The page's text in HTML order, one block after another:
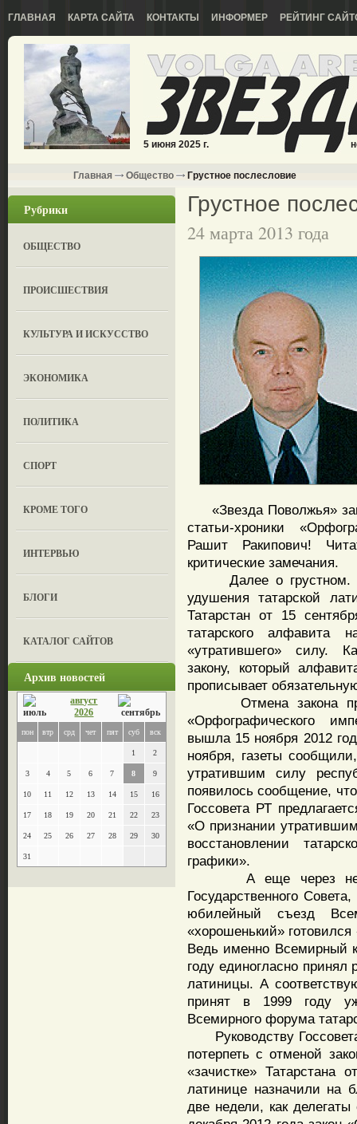
ГЛАВНАЯ КАРТА САЙТА КОНТАКТЫ ИНФОРМЕР РЕЙТИНГ
5 июня 2025 г.
Главная Общество Грустное послесловие
Рубрики
ОБЩЕСТВО
ПРОИСШЕСТВИЯ
КУЛЬТУРА И ИСКУССТВО
ЭКОНОМИКА
ПОЛИТИКА
СПОРТ
КРОМЕ ТОГО
ИНТЕРВЬЮ
БЛОГИ
КАТАЛОГ САЙТОВ
Архив новостей
август
2026
пон втр срд чет пят суб вск
1 2
3 4 5 6 7 8 9
10 11 12 13 14 15 16
17 18 19 20 21 22 23
24 25 26 27 28 29 30
31
Грустное
24 марта 2013 года
«Звезда Поволжья»
статьи-хроники
Рашит Ракипович!
критические замечания.
Далее о грустном. О
удушения татарской
Татарстан от 15
татарского алфавита
«утратившего» силу.
закону, который
прописывает
Отмена закона
«Орфографического
вышла 15 ноября 2012
ноября, газеты
утратившим силу
появилось сообщение,
Госсовета РТ
«О признании
восстановлении
графики».
А еще через неделю
Государственного
юбилейный съезд
«хорошенький»
Ведь именно Всемирный
году единогласно
латиницы. А
принят в 1999 году
Всемирного форума
Руководству
потерпеть с отменой
«зачистке» Татарстана
латинице назначили на
две недели, как